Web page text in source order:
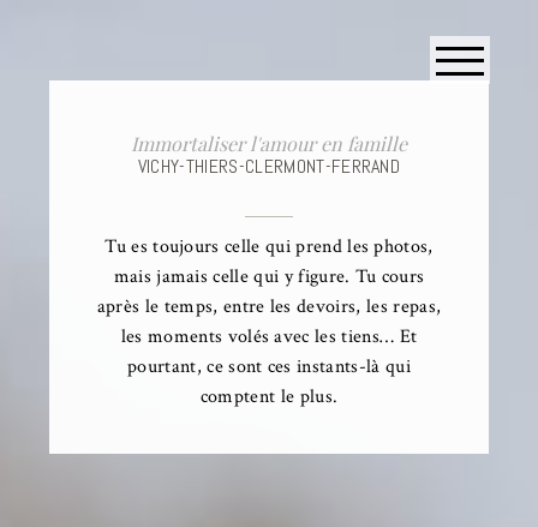
Immortaliser l'amour en famille
VICHY-THIERS-CLERMONT-FERRAND
Tu es toujours celle qui prend les photos,
mais jamais celle qui y figure. Tu cours
après le temps, entre les devoirs, les repas,
les moments volés avec les tiens… Et
pourtant, ce sont ces instants-là qui
comptent le plus.